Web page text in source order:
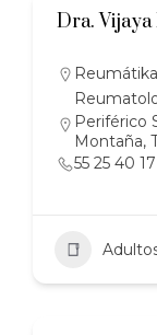
Dra. Vijaya
Periférico
Montaña,
55 25 40